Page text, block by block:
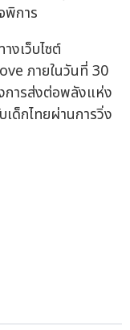
พิการ
งเว็บไซต์
ภายในวันที่ 30
การส่งต่อพลังแห่ง
ด็กไทยผ่านการวิ่ง